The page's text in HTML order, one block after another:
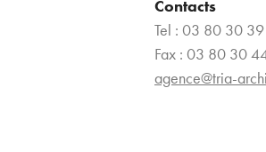
Contacts
Tel : 03 80 30
Fax : 03 80 30
agence@tria-